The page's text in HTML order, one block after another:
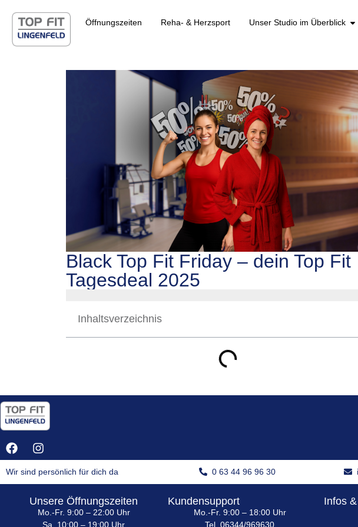
Öffnungszeiten Reha- & Herzsport Unser Studio im Überblick
Black Top Fit Friday – dein Top Fit
Tagesdeal 2025
Inhaltsverzeichnis
Wir sind persönlich für dich da 0 63 44 96 96 30
Unsere Öffnungszeiten
Mo.-Fr. 9:00 – 22:00 Uhr
Sa. 10:00 – 19:00 Uhr
Kundensupport
Mo.-Fr. 9:00 – 18:00 Uhr
Tel. 06344/969630
Infos